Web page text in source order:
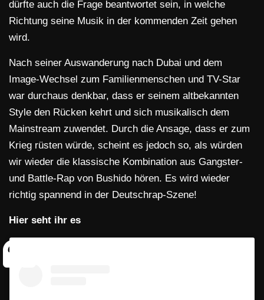
dürfte auch die Frage beantwortet sein, in welche
Richtung seine Musik in der kommenden Zeit gehen
wird.
Nach seiner Auswanderung nach Dubai und dem
Image-Wechsel zum Familienmenschen und TV-Star
war durchaus denkbar, dass er seinem altbekannten
Style den Rücken kehrt und sich musikalisch dem
Mainstream zuwendet. Durch die Ansage, dass er zum
Krieg rüsten würde, scheint es jedoch so, als würden
wir wieder die klassische Kombination aus Gangster-
und Battle-Rap von Bushido hören. Es wird wieder
richtig spannend in der Deutschrap-Szene!
Hier seht ihr es